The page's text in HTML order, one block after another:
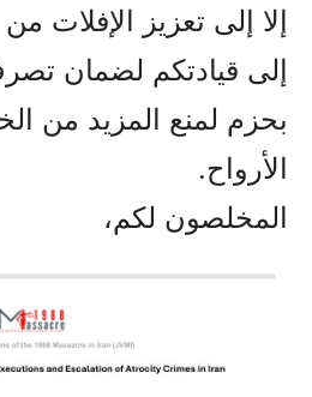
إلا إلى تعزيز الإفلات
إلى قيادتكم لضمان
بحزم لمنع المزيد من
الأرواح.
المخلصون لكم،